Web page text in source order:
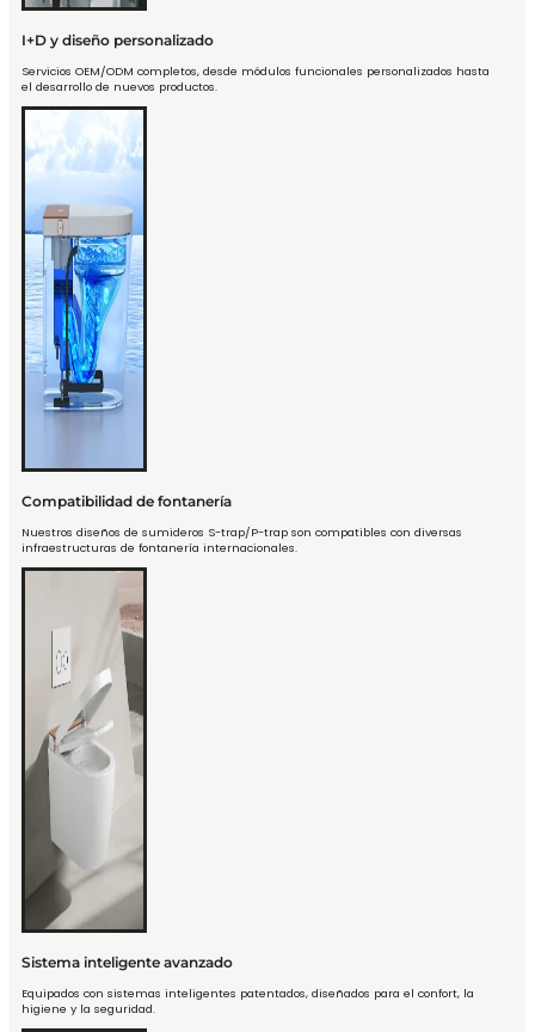
I+D y diseño personalizado
Servicios OEM/ODM completos, desde módulos funcionales personalizados hasta
el desarrollo de nuevos productos.
Compatibilidad de fontanería
Nuestros diseños de sumideros S-trap/P-trap son compatibles con diversas
infraestructuras de fontanería internacionales.
Sistema inteligente avanzado
Equipados con sistemas inteligentes patentados, diseñados para el confort, la
higiene y la seguridad.